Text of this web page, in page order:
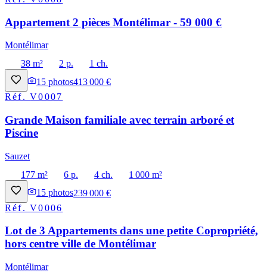
Appartement 2 pièces Montélimar - 59 000 €
Montélimar
38 m²
2 p.
1 ch.
15 photos413 000 €
Réf.V0007
Grande Maison familiale avec terrain arboré et
Piscine
Sauzet
177 m²
6 p. 4 ch.
1 000 m²
15 photos239 000 €
Réf.V0006
Lot de 3 Appartements dans une petite Copropriété,
hors centre ville de Montélimar
Montélimar